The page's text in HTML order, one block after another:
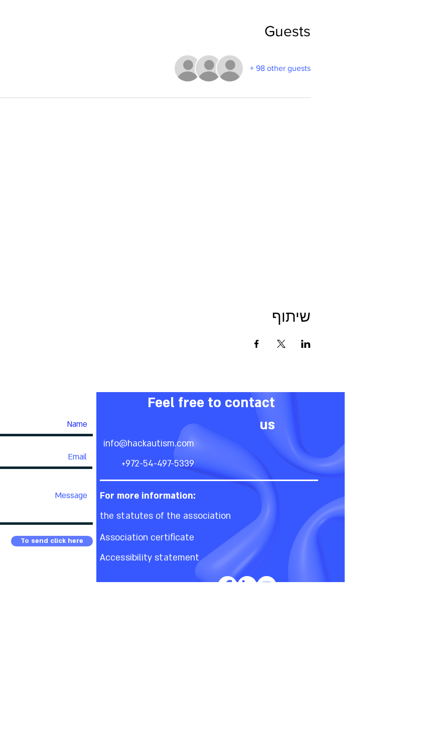
Guests
+ 98 other guests
שיתוף
To send click here Association certificate
the statutes of the association
Feel free to contact
us
info@hackautism.com
+972-54-497-5339
For more information:
Accessibility statement